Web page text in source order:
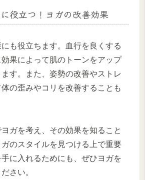
役立つ！ヨガの改善効果
も役立ちます。血行を良くする
果によって肌のトーンをアップ
す。また、姿勢の改善やストレ
の歪みやコリを改善することも
ガを考え、その効果を知ること
のスタイルを見つける上で重要
に入れるためにも、ぜひヨガを
さい。